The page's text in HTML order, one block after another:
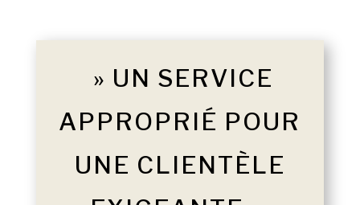
» UN SERVICE
APPROPRIÉ POUR
UNE CLIENTÈLE